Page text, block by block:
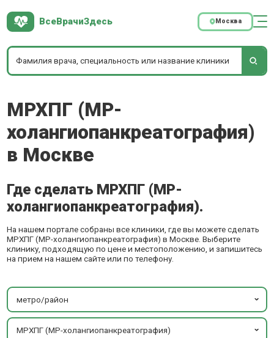
ВсеВрачиЗдесь Москва
МРХПГ (МР-
холангиопанкреатография)
в Москве
Где сделать МРХПГ (МР-
холангиопанкреатография).
На нашем портале собраны все клиники, где вы можете сделать
МРХПГ (МР-холангиопанкреатография) в Москве. Выберите
клинику, подходящую по цене и местоположению, и запишитесь
на прием на нашем сайте или по телефону.
метро/район
МРХПГ (МР-холангиопанкреатография)